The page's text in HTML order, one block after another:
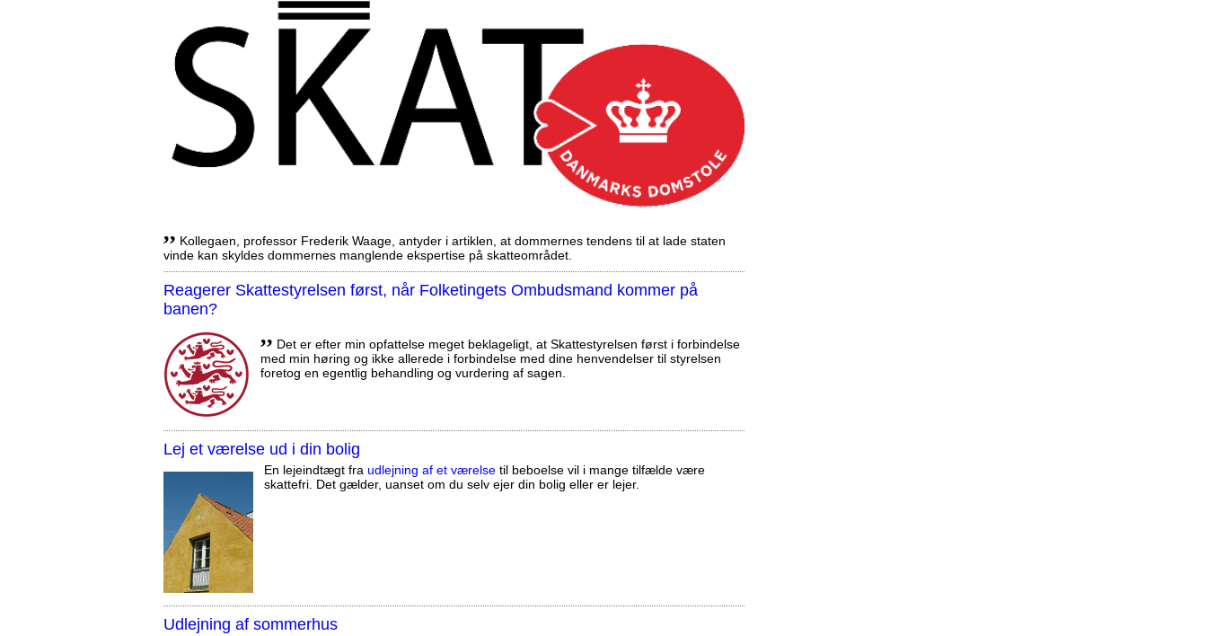
,, Kollegaen, professor Frederik Waage, antyder i artiklen, at dommernes tendens til at lade staten
vinde kan skyldes dommernes manglende ekspertise på skatteområdet.
Reagerer Skattestyrelsen først, når Folketingets Ombudsmand kommer på
banen?
,, Det er efter min opfattelse meget beklageligt, at Skattestyrelsen først i forbindelse
med min høring og ikke allerede i forbindelse med dine henvendelser til styrelsen
foretog en egentlig behandling og vurdering af sagen.
Lej et værelse ud i din bolig
En lejeindtægt fra udlejning af et værelse til beboelse vil i mange tilfælde være
skattefri. Det gælder, uanset om du selv ejer din bolig eller er lejer.
Udlejning af sommerhus